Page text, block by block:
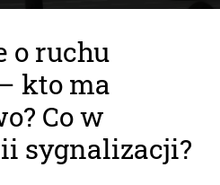
o ruchu
kto ma
Co w
sygnalizacji?